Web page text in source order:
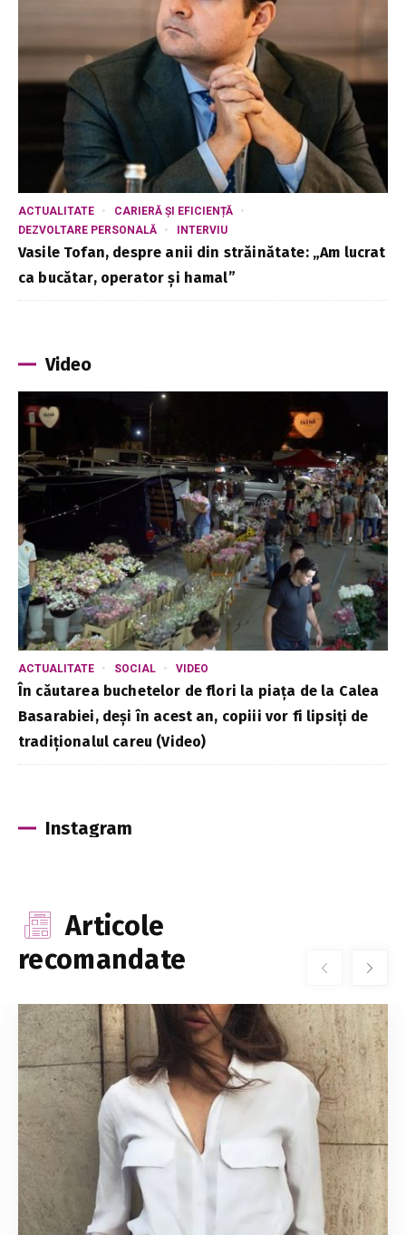
ACTUALITATE
CARIERĂ ȘI EFICIENȚĂ
DEZVOLTARE PERSONALĂ
INTERVIU
Vasile Tofan, despre anii din străinătate: „Am lucrat
ca bucătar, operator și hamal”
Video
ACTUALITATE SOCIAL VIDEO
În căutarea buchetelor de flori la piața de la Calea
Basarabiei, deși în acest an, copiii vor fi lipsiți de
tradiționalul careu (Video)
Instagram
Articole
recomandate